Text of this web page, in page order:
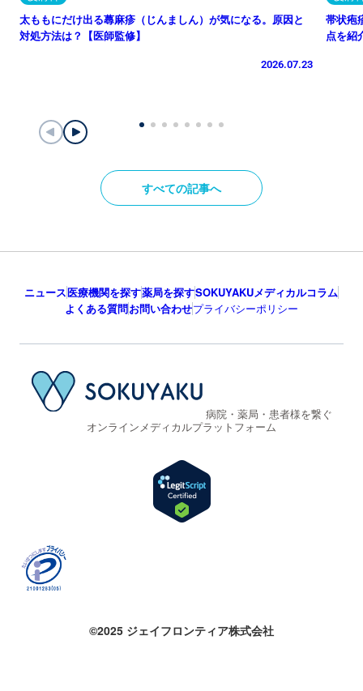
太ももにだけ出る蕁麻疹（じんましん）が気になる。原因と
対処方法は？【医師監修】
2026.07.23
帯状疱
点を紹
すべての記事へ
ニュース医療機関を探す薬局を探すSOKUYAKUメディカルコラム
よくある質問お問い合わせプライバシーポリシー
病院・薬局・患者様を繋ぐ
オンラインメディカルプラットフォーム
©2025 ジェイフロンティア株式会社